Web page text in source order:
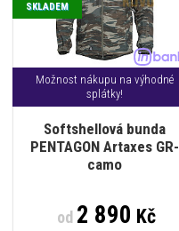
Možnost nákupu na výhodné
splátky!
Softshellová bunda
PENTAGON Artaxes GR-
camo
SKLADEM
od2 890 Kč